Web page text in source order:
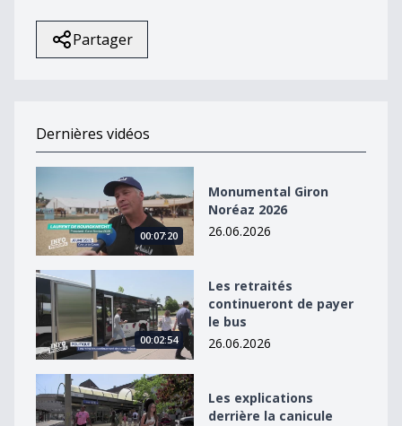
Partager
Dernières vidéos
Monumental Giron Noréaz 2026
00:07:20
Monumental Giron
Noréaz 2026
26.06.2026
Les retraités continueront de payer le bus
00:02:54
Les retraités
continueront de payer
le bus
26.06.2026
Les explications derrière la canicule
Les explications
derrière la canicule